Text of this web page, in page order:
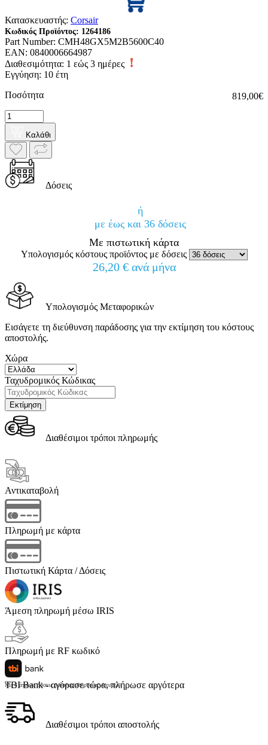
Κατασκευαστής: Corsair
Κωδικός Προϊόντος: 1264186
Part Number: CMH48GX5M2B5600C40
EAN: 0840006664987
Διαθεσιμότητα: 1 εώς 3 ημέρες
Εγγύηση: 10 έτη
819,00€
Ποσότητα
Καλάθι
Δόσεις
ή
με έως και 36 δόσεις
Με πιστωτική κάρτα
Υπολογισμός κόστους προϊόντος με δόσεις
26,20 € ανά μήνα
Υπολογισμός Μεταφορικών
Εισάγετε τη διεύθυνση παράδοσης για την εκτίμηση του κόστους
αποστολής.
Χώρα
Ταχυδρομικός Κώδικας
Διαθέσιμοι τρόποι πληρωμής
Αντικαταβολή
Πληρωμή με κάρτα
Πιστωτική Κάρτα / Δόσεις
Άμεση πληρωμή μέσω IRIS
Πληρωμή με RF κωδικό
TBI Bank - αγόρασε τώρα, πλήρωσε αργότερα
Με 4 άτοκες δόσεις (κόστος υπηρεσίας 4 ευρώ)
Διαθέσιμοι τρόποι αποστολής